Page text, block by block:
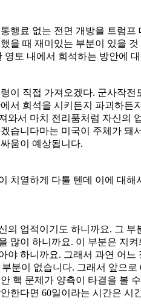
행료 없는 전면 개방을 트럼
을 때 재미있는 부분이 있을
영토 내에서 희석하는 방안에
이 직접 가져오겠다. 군사작
서 희석을 시키든지 파괴하
와서 마치 전리품처럼 자신의
습니다마는 미국이 주체가
움이 예상됩니다.
치열하게 다툴 텐데 이에 대
의 업적이기도 하니까요. 그
많이 하니까요. 이 부분은 지
야 하니까요. 그래서 과연 어
분이 없습니다. 그래서 앞으
핵 문제가 양측이 타결을 볼
한다면 60일이라는 시간은